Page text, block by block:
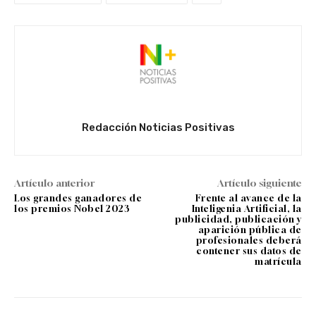
Redacción Noticias Positivas
Artículo anterior
Los grandes ganadores de
los premios Nobel 2023
Artículo siguiente
Frente al avance de la
Inteligenia Artificial, la
publicidad, publicación y
aparición pública de
profesionales deberá
contener sus datos de
matrícula